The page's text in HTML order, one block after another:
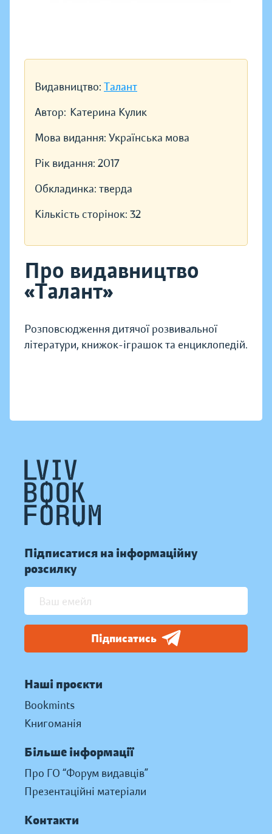
Видавництво: Талант
Автор: Катерина Кулик
Мова видання: Українська мова
Рік видання: 2017
Обкладинка: тверда
Кількість сторінок: 32
Про видавництво
«Талант»
Розповсюдження дитячої розвивальної
літератури, книжок-іграшок та енциклопедій.
Підписатися на інформаційну
розсилку
Підписатись
Наші проєкти
Bookmints
Книгоманія
Більше інформації
Про ГО “Форум видавців”
Презентаційні матеріали
Контакти